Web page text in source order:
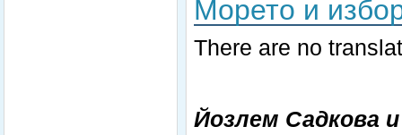
Морето и
There are no
Йозлем Садкова